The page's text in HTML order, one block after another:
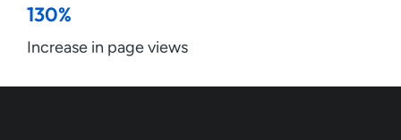
130%
Increase in page views